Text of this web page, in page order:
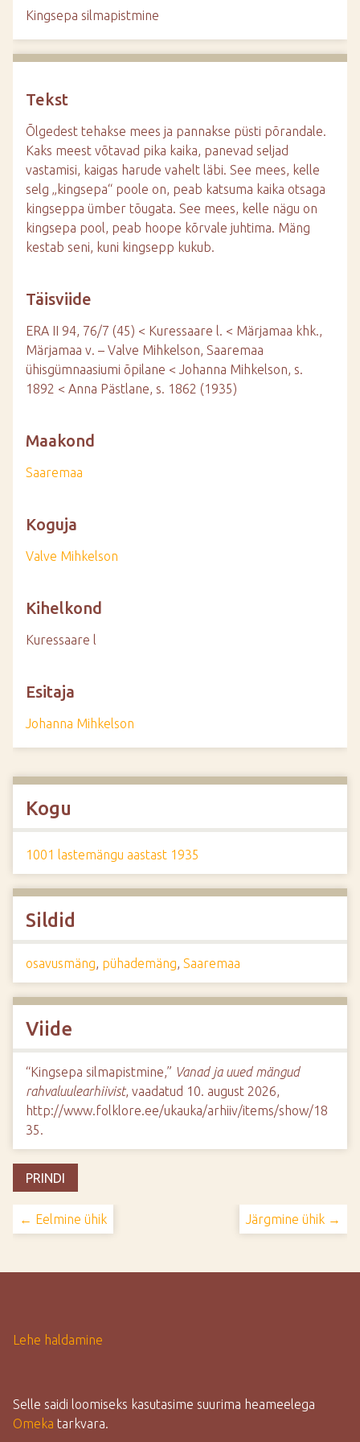
Kingsepa silmapistmine
Tekst
Õlgedest tehakse mees ja pannakse püsti põrandale.
Kaks meest võtavad pika kaika, panevad seljad
vastamisi, kaigas harude vahelt läbi. See mees, kelle
selg „kingsepa“ poole on, peab katsuma kaika otsaga
kingseppa ümber tõugata. See mees, kelle nägu on
kingsepa pool, peab hoope kõrvale juhtima. Mäng
kestab seni, kuni kingsepp kukub.
Täisviide
ERA II 94, 76/7 (45) < Kuressaare l. < Märjamaa khk.,
Märjamaa v. – Valve Mihkelson, Saaremaa
ühisgümnaasiumi õpilane < Johanna Mihkelson, s.
1892 < Anna Pästlane, s. 1862 (1935)
Maakond
Saaremaa
Koguja
Valve Mihkelson
Kihelkond
Kuressaare l
Esitaja
Johanna Mihkelson
Kogu
1001 lastemängu aastast 1935
Sildid
osavusmäng, pühademäng, Saaremaa
Viide
“Kingsepa silmapistmine,” Vanad ja uued mängud
rahvaluulearhiivist, vaadatud 10. august 2026,
http://www.folklore.ee/ukauka/arhiiv/items/show/18
35.
PRINDI
← Eelmine ühik Järgmine ühik →
Lehe haldamine
Selle saidi loomiseks kasutasime suurima heameelega
Omeka tarkvara.